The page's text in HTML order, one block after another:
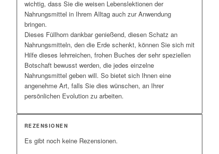
wichtig, dass Sie die weisen Lebenslektionen der
Nahrungsmittel in Ihrem Alltag auch zur Anwendung
bringen.
Dieses Füllhorn dankbar genießend, diesen Schatz an
Nahrungsmitteln, den die Erde schenkt, können Sie sich mit
Hilfe dieses lehrreichen, frohen Buches der sehr speziellen
Botschaft bewusst werden, die jedes einzelne
Nahrungsmittel geben will. So bietet sich Ihnen eine
angenehme Art, falls Sie dies wünschen, an Ihrer
persönlichen Evolution zu arbeiten.
REZENSIONEN
Es gibt noch keine Rezensionen.